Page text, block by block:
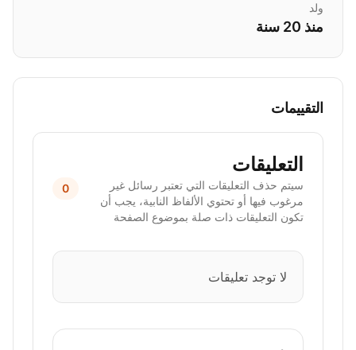
ولد
منذ 20 سنة
التقييمات
التعليقات
سيتم حذف التعليقات التي تعتبر رسائل غير
مرغوب فيها أو تحتوي الألفاظ النابية، يجب أن
تكون التعليقات ذات صلة بموضوع الصفحة
0
لا توجد تعليقات